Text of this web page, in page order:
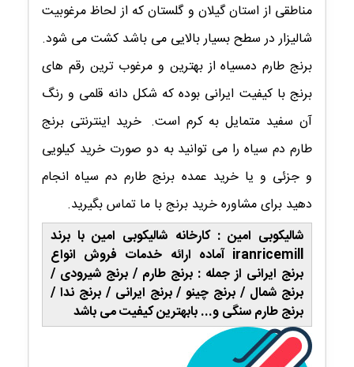
مناطقی از استان گیلان و گلستان که از لحاظ مرغوبیت
شالیزار در سطح بسیار بالایی می باشد کشت می شود.
برنج طارم دمسیاه از بهترین و مرغوب ترین رقم های
برنج با کیفیت ایرانی بوده که شکل دانه قلمی و رنگ
آن سفید متمایل به کرم است. خرید اینترنتی برنج
طارم دم سیاه را می توانید به دو صورت خرید کیلویی
و جزئی و یا خرید عمده برنج طارم دم سیاه انجام
دهید برای مشاوره خرید برنج با ما تماس بگیرید.
شالیکوبی امین : کارخانه شالیکوبی امین با برند
iranricemill آماده ارائه خدمات فروش انواع
برنج ایرانی از جمله : برنج طارم / برنج شیرودی /
برنج شمال / برنج چینو / برنج ایرانی / برنج ندا /
برنج طارم سنگی و... بابهترین کیفیت می باشد